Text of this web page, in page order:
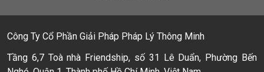
Công Ty Cổ Phần Giải Pháp Pháp Lý Thông Minh
Tầng 6,7 Toà nhà Friendship, số 31 Lê Duẩn, Phường Bến